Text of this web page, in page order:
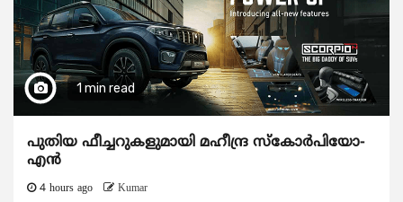
1 min read
പുതിയ ഫീച്ചറുകളുമായി മഹീന്ദ്ര സ്കോർപിയോ-
എൻ
4 hours ago Kumar